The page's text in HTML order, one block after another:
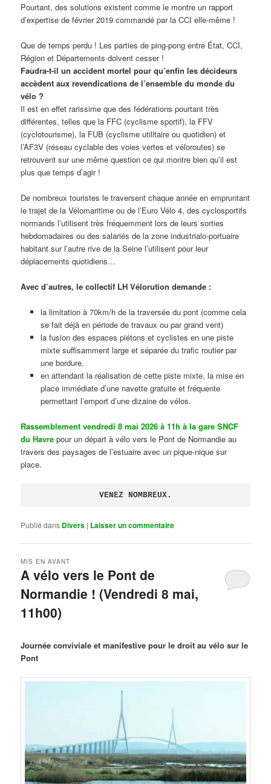
Pourtant, des solutions existent comme le montre un rapport
d’expertise de février 2019 commandé par la CCI elle-même !
Que de temps perdu ! Les parties de ping-pong entre État, CCI,
Région et Départements doivent cesser !
Faudra-t-il un accident mortel pour qu’enfin les décideurs
accèdent aux revendications de l’ensemble du monde du
vélo ?
Il est en effet rarissime que des fédérations pourtant très
différentes, telles que la FFC (cyclisme sportif), la FFV
(cyclotourisme), la FUB (cyclisme utilitaire ou quotidien) et
l’AF3V (réseau cyclable des voies vertes et véloroutes) se
retrouvent sur une même question ce qui montre bien qu’il est
plus que temps d’agir !
De nombreux touristes le traversent chaque année en empruntant
le trajet de la Vélomaritime ou de l’Euro Vélo 4, des cyclosportifs
normands l’utilisent très fréquemment lors de leurs sorties
hebdomadaires ou des salariés de la zone industrialo-portuaire
habitant sur l’autre rive de la Seine l’utilisent pour leur
déplacements quotidiens…
Avec d’autres, le collectif LH Vélorution demande :
la limitation à 70km/h de la traversée du pont (comme cela
se fait déjà en période de travaux ou par grand vent)
la fusion des espaces piétons et cyclistes en une piste
mixte suffisamment large et séparée du trafic routier par
une bordure.
en attendant la réalisation de cette piste mixte, la mise en
place immédiate d’une navette gratuite et fréquente
permettant l’emport d’une dizaine de vélos.
Rassemblement vendredi 8 mai 2026 à 11h à la gare SNCF
du Havre pour un départ à vélo vers le Pont de Normandie au
travers des paysages de l’estuaire avec un pique-nique sur
place.
VENEZ NOMBREUX.
Publié dans Divers | Laisser un commentaire
A vélo vers le Pont de
Normandie ! (Vendredi 8 mai,
11h00)
MIS EN AVANT
Journée conviviale et manifestive pour le droit au vélo sur le
Pont